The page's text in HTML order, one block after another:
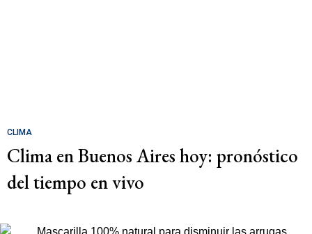
CLIMA
Clima en Buenos Aires hoy: pronóstico
del tiempo en vivo